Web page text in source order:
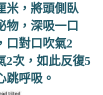
米，將頭側臥
物，深吸一口
口對口吹氣2
2次，如此反復5
跳呼吸。